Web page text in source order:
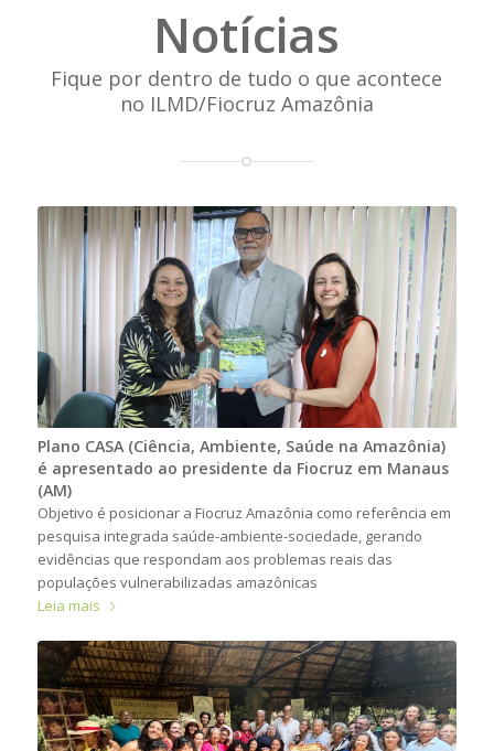
Notícias
Fique por dentro de tudo o que acontece
no ILMD/Fiocruz Amazônia
Plano CASA (Ciência, Ambiente, Saúde na Amazônia)
é apresentado ao presidente da Fiocruz em Manaus
(AM)
Objetivo é posicionar a Fiocruz Amazônia como referência em
pesquisa integrada saúde-ambiente-sociedade, gerando
evidências que respondam aos problemas reais das
populações vulnerabilizadas amazônicas
Leia mais